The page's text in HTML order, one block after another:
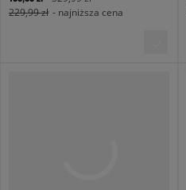
229,99 zł - najniższa cena